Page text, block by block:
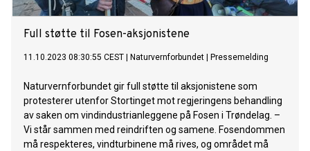
Full støtte til Fosen-aksjonistene
11.10.2023 08:30:55 CEST Naturvernforbundet Pressemelding
Naturvernforbundet gir full støtte til aksjonistene som
protesterer utenfor Stortinget mot regjeringens behandling
av saken om vindindustrianleggene på Fosen i Trøndelag. –
Vi står sammen med reindriften og samene. Fosendommen
må respekteres, vindturbinene må rives, og området må